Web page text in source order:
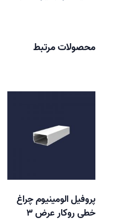
محصولات مرتبط
پروفیل الومینیوم چراغ
خطی روکار عرض 3